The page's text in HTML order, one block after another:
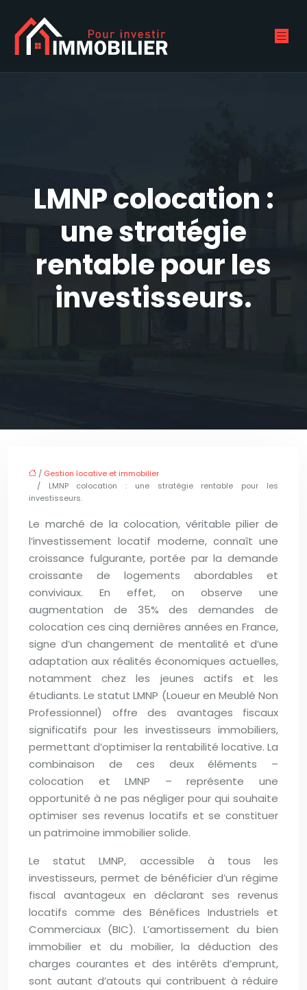
LMNP colocation :
une stratégie
rentable pour les
investisseurs.
/ Gestion locative et immobilier
/ LMNP colocation : une stratégie rentable pour les
investisseurs.
Le marché de la colocation, véritable pilier de
l’investissement locatif moderne, connaît une
croissance fulgurante, portée par la demande
croissante de logements abordables et
conviviaux. En effet, on observe une
augmentation de 35% des demandes de
colocation ces cinq dernières années en France,
signe d’un changement de mentalité et d’une
adaptation aux réalités économiques actuelles,
notamment chez les jeunes actifs et les
étudiants. Le statut LMNP (Loueur en Meublé Non
Professionnel) offre des avantages fiscaux
significatifs pour les investisseurs immobiliers,
permettant d’optimiser la rentabilité locative. La
combinaison de ces deux éléments –
colocation et LMNP – représente une
opportunité à ne pas négliger pour qui souhaite
optimiser ses revenus locatifs et se constituer
un patrimoine immobilier solide.
Le statut LMNP, accessible à tous les
investisseurs, permet de bénéficier d’un régime
fiscal avantageux en déclarant ses revenus
locatifs comme des Bénéfices Industriels et
Commerciaux (BIC). L’amortissement du bien
immobilier et du mobilier, la déduction des
charges courantes et des intérêts d’emprunt,
sont autant d’atouts qui contribuent à réduire